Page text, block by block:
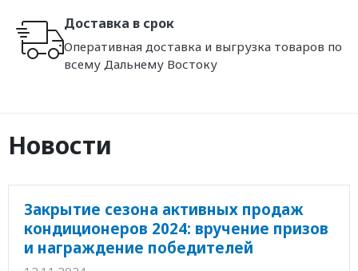
Доставка в срок
Оперативная доставка и выгрузка товаров по
всему Дальнему Востоку
Новости
Закрытие сезона активных продаж
кондиционеров 2024: вручение призов
и награждение победителей